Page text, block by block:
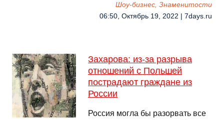
Шоу-бизнес, Знаменитости
06:50, Октябрь 19, 2022 | 7days.ru
Захарова: из-за разрыва
отношений с Польшей
пострадают граждане из
России
Россия могла бы разорвать все